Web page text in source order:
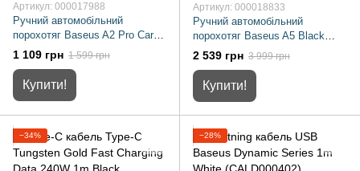
Артикул: 000017988
Ручний автомобільний
порохотяг Baseus A2 Pro Car
Vacuum Cleaner Black
(VCAQ040001)
1 109 грн 1 599 грн
Купити!
Артикул: 000018833
Ручний автомобільний
порохотяг Baseus A5 Black
(C30459500111-00)
2 539 грн 3 999 грн
Купити!
−34% −28%